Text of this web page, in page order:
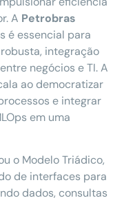
A Petrobras
é essencial para
integração
negócios e TI. A
ao democratizar
e integrar
em uma
o Modelo Triádico,
de interfaces para
dados, consultas